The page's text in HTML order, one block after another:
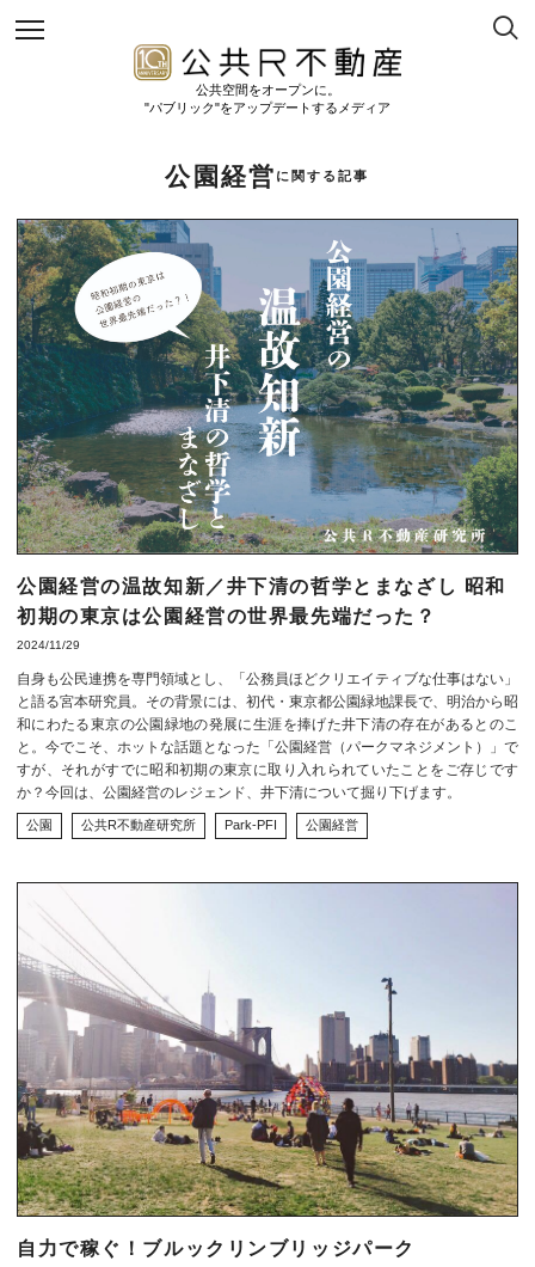
公共空間をオープンに。
"パブリック"をアップデートするメディア
公園経営 に関する記事
公園経営の温故知新／井下清の哲学とまなざし 昭和
初期の東京は公園経営の世界最先端だった？
2024/11/29
自身も公民連携を専門領域とし、「公務員ほどクリエイティブな仕事はない」
と語る宮本研究員。その背景には、初代・東京都公園緑地課長で、明治から昭
和にわたる東京の公園緑地の発展に生涯を捧げた井下清の存在があるとのこ
と。今でこそ、ホットな話題となった「公園経営（パークマネジメント）」で
すが、それがすでに昭和初期の東京に取り入れられていたことをご存じです
か？今回は、公園経営のレジェンド、井下清について掘り下げます。
公園 公共R不動産研究所 Park-PFI 公園経営
自力で稼ぐ！ブルックリンブリッジパーク